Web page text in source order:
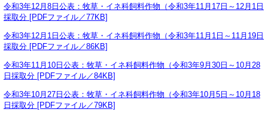
令和3年12月8日公表：牧草・イネ科飼料作物（令和3年11月17日～12月1日
採取分 [PDFファイル／77KB]
令和3年12月1日公表：牧草・イネ科飼料作物（令和3年11月1日～11月19日
採取分 [PDFファイル／86KB]
令和3年11月10日公表：牧草・イネ科飼料作物（令和3年9月30日～10月28
日採取分 [PDFファイル／84KB]
令和3年10月27日公表：牧草・イネ科飼料作物（令和3年10月5日～10月18
日採取分 [PDFファイル／79KB]